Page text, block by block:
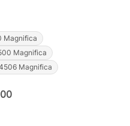
Magnifica
Magnifica
Magnifica